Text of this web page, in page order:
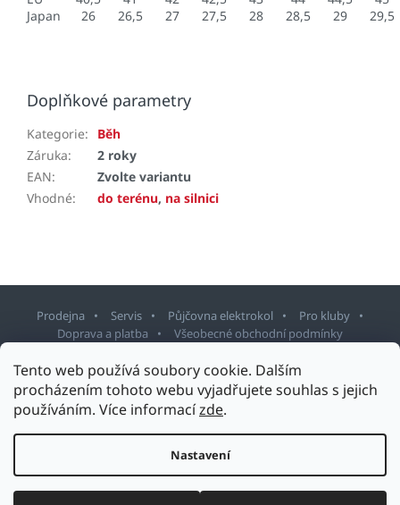
Tento web používá soubory cookie. Dalším
procházením tohoto webu vyjadřujete souhlas s jejich
používáním. Více informacízde.
Nastavení
Japan
26 26,5 27 27,5 28 28,5 29 29,5
Doplňkové parametry
Kategorie:
Běh
Záruka:
2 roky
EAN:
Zvolte variantu
Vhodné: do terénu, na silnici
Prodejna Servis Půjčovna elektrokol
Pro kluby
Doprava a platba
Všeobecné obchodní podmínky
Vytvořil Shoptet
Upravit nastavení cookies
Design šablony vytvořilShoptetak.cz